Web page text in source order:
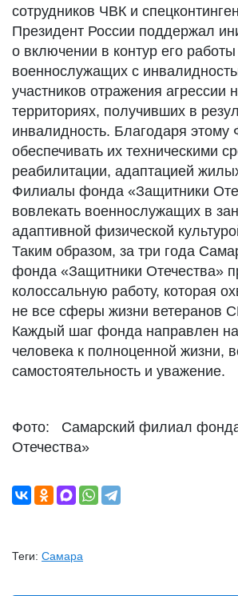
сотрудников ЧВК и
Президент России поддержал
о включении в контур его
военнослужащих с
участников отражения агрессии
территориях, получивших в
инвалидность. Благодаря этому
обеспечивать их техническими
реабилитации, адаптацией
Филиалы фонда «Защитники
вовлекать военнослужащих в
адаптивной физической
Таким образом, за три года
фонда «Защитники Отечества»
колоссальную работу, которая
не все сферы жизни ветеранов
Каждый шаг фонда направлен
человека к полноценной жизни,
самостоятельность и уважение.
Фото: Самарский филиал
Отечества»
Теги: Самара